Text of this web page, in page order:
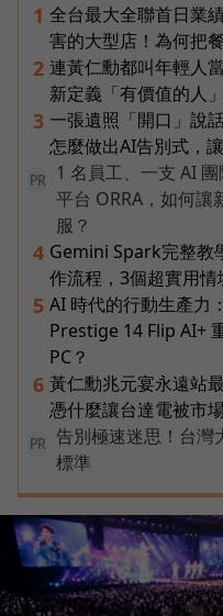
1 全台最大全聯首日業
害的大型店！為何把
2 連黃仁勳都叫年輕人
新定義「有價值的人
3 一張遺照「開口」說
怎麼做出AI告別式，
PR
1 名員工、一支 AI
平台 ORRA，如何讓
服？
4 Gemini Spark完整教
作流程，3個超實用情
5 AI 時代的行動生產力
Prestige 14 Flip AI+
PC？
6 黃仁勳兆元宴永遠站
憑什麼讓台達電被市
PR
告別極速迷思！台灣
標準